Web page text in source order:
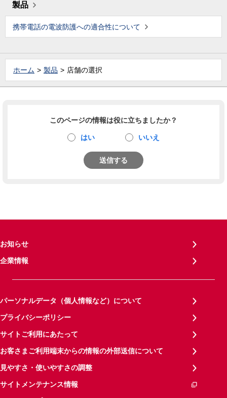
製品
携帯電話の電波防護への適合性について
ホーム 製品 店舗の選択
このページの情報は役に立ちましたか？
はい いいえ
送信する
お知らせ
企業情報
パーソナルデータ（個人情報など）について
プライバシーポリシー
サイトご利用にあたって
お客さまご利用端末からの情報の外部送信について
見やすさ・使いやすさの調整
サイトメンテナンス情報